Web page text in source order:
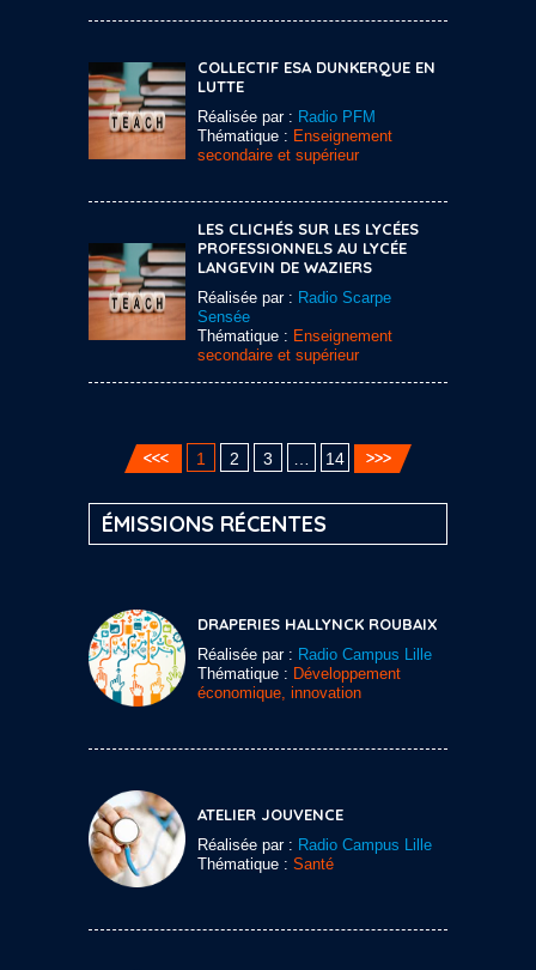
COLLECTIF ESA DUNKERQUE EN
LUTTE
Réalisée par : Radio PFM
Thématique : Enseignement
secondaire et supérieur
LES CLICHÉS SUR LES LYCÉES
PROFESSIONNELS AU LYCÉE
LANGEVIN DE WAZIERS
Réalisée par : Radio Scarpe
Sensée
Thématique : Enseignement
secondaire et supérieur
1 2 3 14
ÉMISSIONS RÉCENTES
DRAPERIES HALLYNCK ROUBAIX
Réalisée par : Radio Campus Lille
Thématique : Développement
économique, innovation
ATELIER JOUVENCE
Réalisée par : Radio Campus Lille
Thématique : Santé